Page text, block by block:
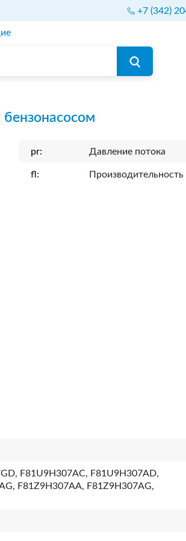
+7 (342)
pr: Давление потока
fl: Производительность
F81U9H307AC, F81U9H307AD,
F81Z9H307AA, F81Z9H307AG,